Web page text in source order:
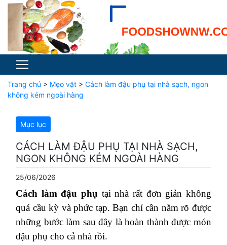
Trang chủ > Mẹo vặt > Cách làm đậu phụ tại nhà sạch, ngon
không kém ngoài hàng
Mục lục
CÁCH LÀM ĐẬU PHỤ TẠI NHÀ SẠCH,
NGON KHÔNG KÉM NGOÀI HÀNG
25/06/2026
Cách làm đậu phụ tại nhà rất đơn giản không
quá cầu kỳ và phức tạp. Bạn chỉ cần nắm rõ được
những bước làm sau đây là hoàn thành được món
đậu phụ cho cả nhà rồi.